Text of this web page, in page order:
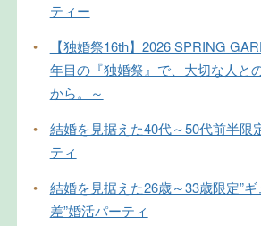
ティー
•
【独婚祭16th】2026 SPRING
年目の『独婚祭』で、大切な人と
から。～
•
結婚を見据えた40代～50代前半限
ティ
•
結婚を見据えた26歳～33歳限定”
差”婚活パーティ